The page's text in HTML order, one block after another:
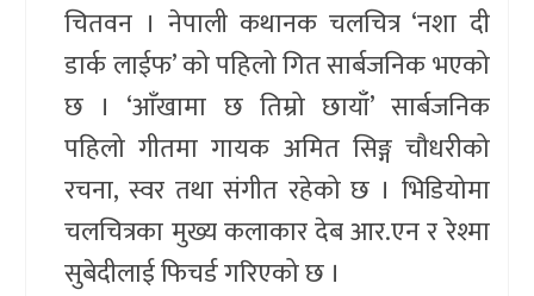
चितवन । नेपाली कथानक चलचित्र ‘नशा दी
डार्क लाईफ’ को पहिलो गित सार्बजनिक भएको
छ । ‘आँखामा छ तिम्रो छायाँ’ सार्बजनिक
पहिलो गीतमा गायक अमित सिङ्ग चौधरीको
रचना, स्वर तथा संगीत रहेको छ । भिडियोमा
चलचित्रका मुख्य कलाकार देब आर.एन र रेश्मा
सुबेदीलाई फिचर्ड गरिएको छ ।